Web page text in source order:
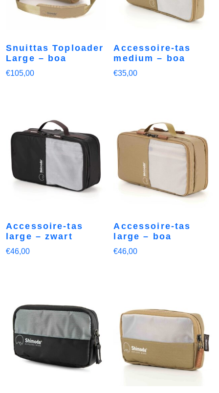
Snuittas Toploader
Large – boa
€105,00
Accessoire-tas
medium – boa
€35,00
Accessoire-tas
large – zwart
€46,00
Accessoire-tas
large – boa
€46,00